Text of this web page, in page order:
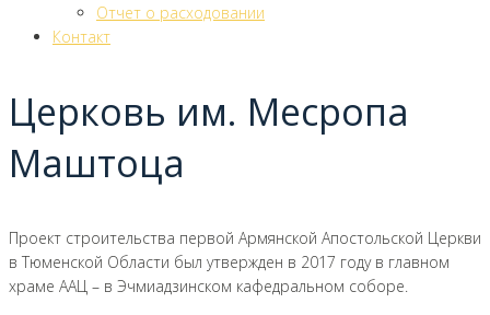
Отчет о расходовании
Контакт
Церковь им. Месропа
Маштоца
Проект строительства первой Армянской Апостольской Церкви
в Тюменской Области был утвержден в 2017 году в главном
храме ААЦ – в Эчмиадзинском кафедральном соборе.